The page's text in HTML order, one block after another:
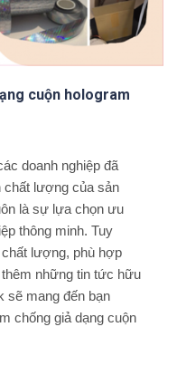
cuộn hologram
doanh nghiệp đã
chất lượng của sản
là sự lựa chọn ưu
thông minh. Tuy
lượng, phù hợp
những tin tức hữu
sẽ mang đến bạn
chống giả dạng cuộn